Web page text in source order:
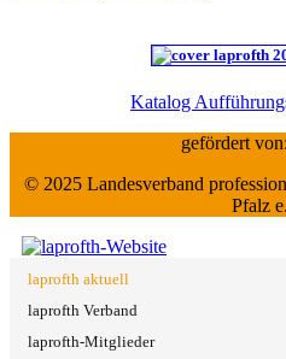
Katalog
gefördert von:
© 2025 Landesverband
Pfalz
laprofth aktuell
laprofth Verband
laprofth-Mitglieder